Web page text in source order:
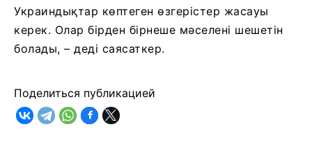
Украиндықтар көптеген өзгерістер жасауы
керек. Олар бірден бірнеше мәселені шешетін
болады, – деді саясаткер.
Поделиться публикацией